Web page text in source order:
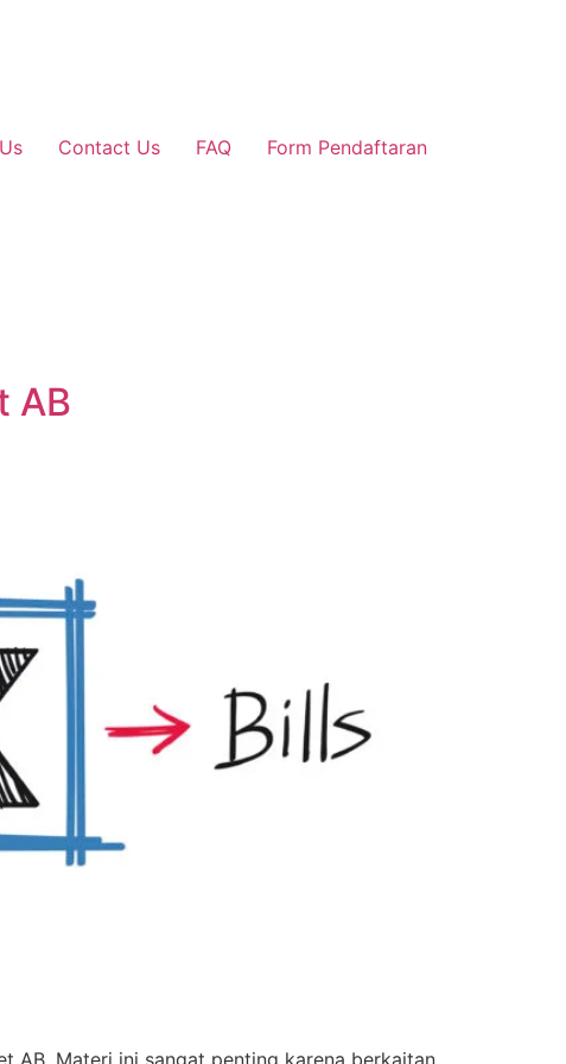
Contact Us FAQ Form Pendaftaran
AB
AB. Materi ini sangat penting karena berkaitan